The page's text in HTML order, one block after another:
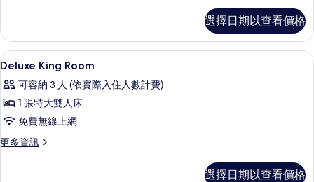
片
(Sky
Garden)
的
情
選擇日期以查看價格
顯
示
Deluxe
King
Room
的
迷你吧、客房內保險箱、書桌、遮光
14
Deluxe King Room
可容納 3 人 (依實際入住人數計費)
1 張特大雙人床
免費無線上網
更多資訊
更
選擇日期以查看價格